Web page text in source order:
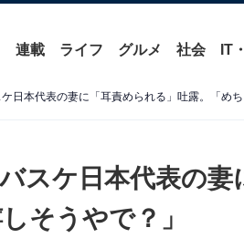
連載 ライフ グルメ 社会 IT
日本代表の妻に「耳責められる」吐露。「めち
スケ日本代表の妻
そうやで？」